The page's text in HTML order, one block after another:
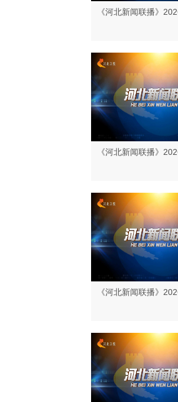
《河北新闻联播》
《河北新闻联播》
《河北新闻联播》